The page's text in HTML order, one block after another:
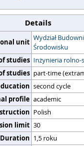
Details
unit Wydział
Środowisku
studies Inżynieria rolno-
studies part-time
second cycle
profile academic
Polish
limit 30
Duration 1,5 roku